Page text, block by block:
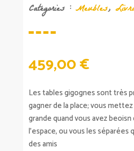
Catégories : Meubles,
459,00€
Les tables gigognes sont très
gagner de la place; vous
grande quand vous avez
l’espace, ou vous les séparées
des amis